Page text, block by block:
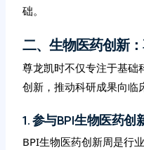
础。
二、生物医药创新
尊龙凯时不仅专注于基础
创新，推动科研成果向临
1. 参与BPI生物医药创
BPI生物医药创新周是行